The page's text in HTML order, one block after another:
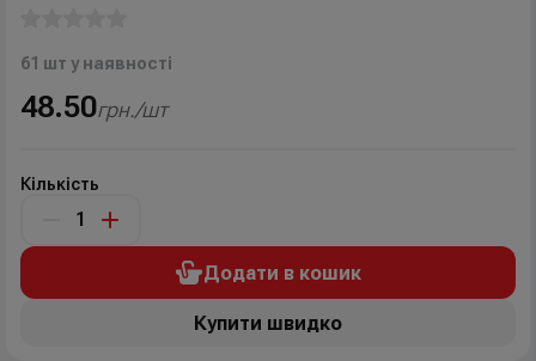
61 шт у наявності
48.50грн./шт
Кількість
Додати в кошик
Купити швидко